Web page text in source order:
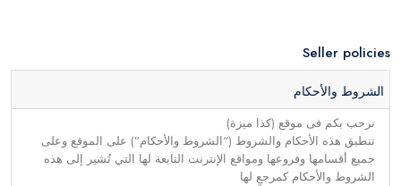
Seller policies
الشروط والأحكام
نرحب بكم فى موقع (كذا ميزة)
تنطبق هذه الأحكام والشروط (“الشروط والأحكام”) على الموقع وعلى
جميع أقسامها وفروعها ومواقع الإنترنت التابعة لها التي تُشير إلى هذه
الشروط والأحكام كمرجعٍ لها